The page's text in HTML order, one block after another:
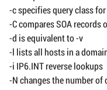
-c specifies query class
-C compares SOA
-d is equivalent to -v
-l lists all hosts in a
-i IP6.INT reverse lookups
-N changes the number